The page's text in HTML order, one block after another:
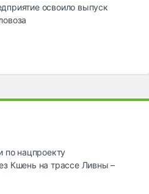
освоило выпуск
по нацпроекту
Кшень на трассе Ливны –